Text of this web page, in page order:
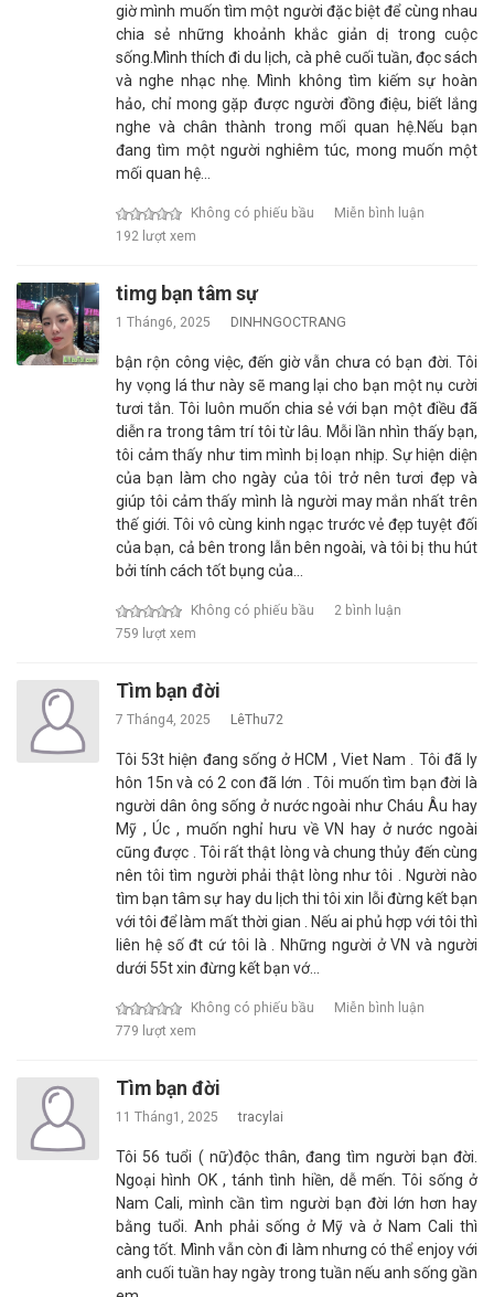
giờ mình muốn tìm một người đặc biệt để cùng nhau
chia sẻ những khoảnh khắc giản dị trong cuộc
sống.Mình thích đi du lịch, cà phê cuối tuần, đọc sách
và nghe nhạc nhẹ. Mình không tìm kiếm sự hoàn
hảo, chỉ mong gặp được người đồng điệu, biết lắng
nghe và chân thành trong mối quan hệ.Nếu bạn
đang tìm một người nghiêm túc, mong muốn một
mối quan hệ…
Không có phiếu bầu
Miễn bình luận
192 lượt xem
timg bạn tâm sự
1 Tháng6, 2025 DINHNGOCTRANG
bận rộn công việc, đến giờ vẫn chưa có bạn đời. Tôi
hy vọng lá thư này sẽ mang lại cho bạn một nụ cười
tươi tắn. Tôi luôn muốn chia sẻ với bạn một điều đã
diễn ra trong tâm trí tôi từ lâu. Mỗi lần nhìn thấy bạn,
tôi cảm thấy như tim mình bị loạn nhịp. Sự hiện diện
của bạn làm cho ngày của tôi trở nên tươi đẹp và
giúp tôi cảm thấy mình là người may mắn nhất trên
thế giới. Tôi vô cùng kinh ngạc trước vẻ đẹp tuyệt đối
của bạn, cả bên trong lẫn bên ngoài, và tôi bị thu hút
bởi tính cách tốt bụng của…
Không có phiếu bầu
2 bình luận
759 lượt xem
Tìm bạn đời
7 Tháng4, 2025 LêThu72
Tôi 53t hiện đang sống ở HCM , Viet Nam . Tôi đã ly
hôn 15n và có 2 con đã lớn . Tôi muốn tìm bạn đời là
người dân ông sống ở nước ngoài như Cháu Âu hay
Mỹ , Úc , muốn nghỉ hưu về VN hay ở nước ngoài
cũng được . Tôi rất thật lòng và chung thủy đến cùng
nên tôi tìm người phải thật lòng như tôi . Người nào
tìm bạn tâm sự hay du lịch thi tôi xin lỗi đừng kết bạn
với tôi để làm mất thời gian . Nếu ai phủ hợp với tôi thì
liên hệ số đt cứ tôi là . Những người ở VN và người
dưới 55t xin đừng kết bạn vớ…
Không có phiếu bầu
Miễn bình luận
779 lượt xem
Tìm bạn đời
11 Tháng1, 2025 tracylai
Tôi 56 tuổi ( nữ)độc thân, đang tìm người bạn đời.
Ngoại hình OK , tánh tình hiền, dễ mến. Tôi sống ở
Nam Cali, mình cần tìm người bạn đời lớn hơn hay
bằng tuổi. Anh phải sống ở Mỹ và ở Nam Cali thì
càng tốt. Mình vẫn còn đi làm nhưng có thể enjoy với
anh cuối tuần hay ngày trong tuần nếu anh sống gần